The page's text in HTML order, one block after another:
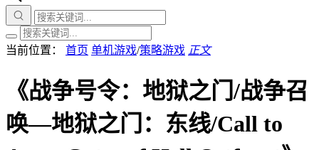
当前位置： 首页 单机游戏/策略游戏 正文
《战争号令：地狱之门/战争召
唤—地狱之门：东线/Call to